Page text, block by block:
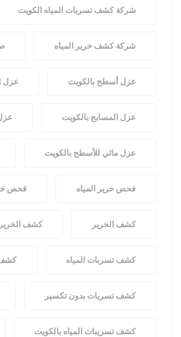
شركة كشف تسربات المياه الكويت
شركة كشف خرير المياه
عزل أسطح بالكويت عزل
عزل المسابح بالكويت
عزل مائي للأسطح بالكويت
فحص خرير المياه فحص
كشف الخرير كشف الخرير
كشف تسربات المياه كشف
كشف تسربات بدون تكسير
كشف تسريبات المياه بالكويت